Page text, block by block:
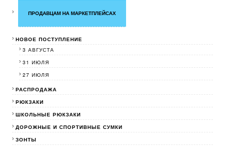
ПРОДАВЦАМ НА МАРКЕТПЛЕЙСАХ
НОВОЕ ПОСТУПЛЕНИЕ
3 АВГУСТА
31 ИЮЛЯ
27 ИЮЛЯ
РАСПРОДАЖА
РЮКЗАКИ
ШКОЛЬНЫЕ РЮКЗАКИ
ДОРОЖНЫЕ И СПОРТИВНЫЕ СУМКИ
ЗОНТЫ